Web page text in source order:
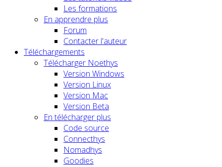
Les formations
En apprendre plus
Forum
Contacter l'auteur
Téléchargements
Télécharger Noethys
Version Windows
Version Linux
Version Mac
Version Beta
En télécharger plus
Code source
Connecthys
Nomadhys
Goodies